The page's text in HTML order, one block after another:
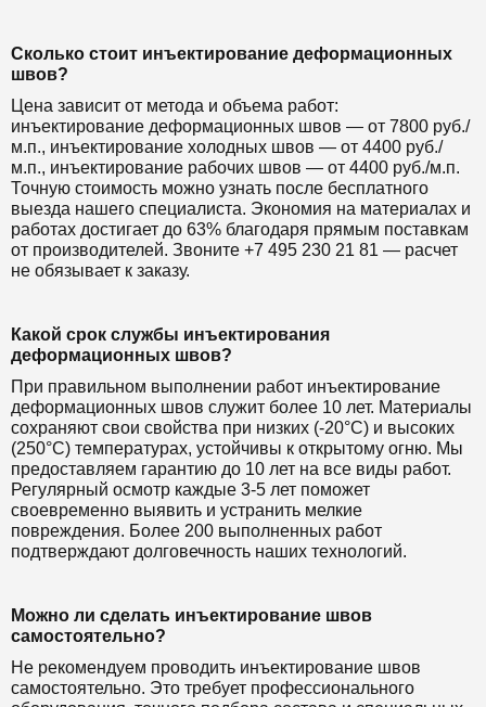
Сколько стоит инъектирование деформационных
швов?
Цена зависит от метода и объема работ:
инъектирование деформационных швов — от 7800 руб./
м.п., инъектирование холодных швов — от 4400 руб./
м.п., инъектирование рабочих швов — от 4400 руб./м.п.
Точную стоимость можно узнать после бесплатного
выезда нашего специалиста. Экономия на материалах и
работах достигает до 63% благодаря прямым поставкам
от производителей. Звоните +7 495 230 21 81 — расчет
не обязывает к заказу.
Какой срок службы инъектирования
деформационных швов?
При правильном выполнении работ инъектирование
деформационных швов служит более 10 лет. Материалы
сохраняют свои свойства при низких (-20°C) и высоких
(250°C) температурах, устойчивы к открытому огню. Мы
предоставляем гарантию до 10 лет на все виды работ.
Регулярный осмотр каждые 3-5 лет поможет
своевременно выявить и устранить мелкие
повреждения. Более 200 выполненных работ
подтверждают долговечность наших технологий.
Можно ли сделать инъектирование швов
самостоятельно?
Не рекомендуем проводить инъектирование швов
самостоятельно. Это требует профессионального